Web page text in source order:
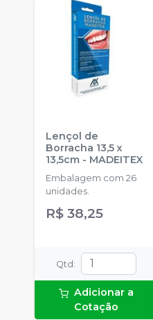
Lençol de
Borracha 13,5 x
13,5cm - MADEITEX
Embalagem com 26
unidades.
R$ 38,25
Qtd :
Adicionar a
Cotação